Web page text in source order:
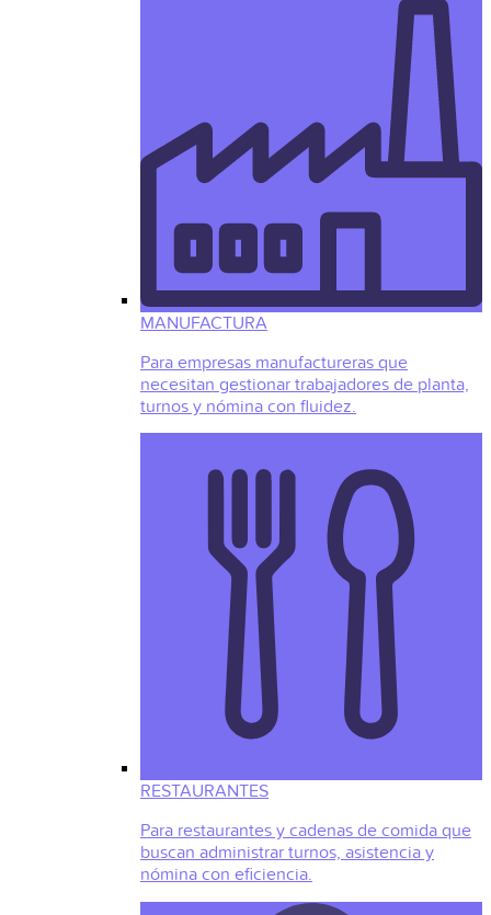
MANUFACTURA
Para empresas manufactureras que
necesitan gestionar trabajadores de planta,
turnos y nómina con fluidez.
RESTAURANTES
Para restaurantes y cadenas de comida que
buscan administrar turnos, asistencia y
nómina con eficiencia.